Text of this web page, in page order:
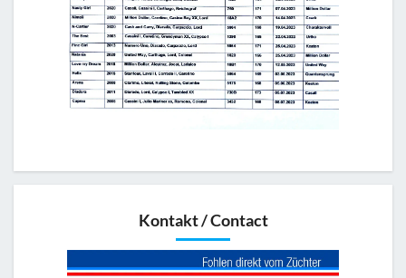
Kontakt / Contact